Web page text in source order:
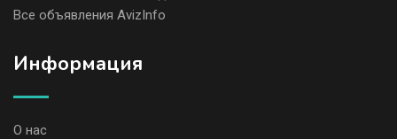
Все объявления AvizInfo
Информация
О нас